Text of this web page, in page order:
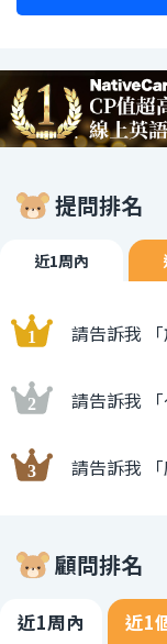
提問排名
近1周內
請告訴我
請告訴我
請告訴我
顧問排名
近1周內 近1